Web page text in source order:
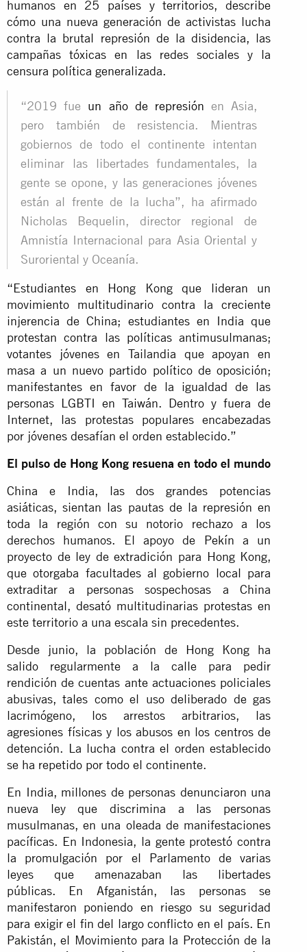
humanos en 25 países y territorios, describe
cómo una nueva generación de activistas lucha
contra la brutal represión de la disidencia, las
campañas tóxicas en las redes sociales y la
censura política generalizada.
“2019 fue un año de represión en Asia,
pero también de resistencia. Mientras
gobiernos de todo el continente intentan
eliminar las libertades fundamentales, la
gente se opone, y las generaciones jóvenes
están al frente de la lucha”, ha afirmado
Nicholas Bequelin, director regional de
Amnistía Internacional para Asia Oriental y
Suroriental y Oceanía.
“Estudiantes en Hong Kong que lideran un
movimiento multitudinario contra la creciente
injerencia de China; estudiantes en India que
protestan contra las políticas antimusulmanas;
votantes jóvenes en Tailandia que apoyan en
masa a un nuevo partido político de oposición;
manifestantes en favor de la igualdad de las
personas LGBTI en Taiwán. Dentro y fuera de
Internet, las protestas populares encabezadas
por jóvenes desafían el orden establecido.”
El pulso de Hong Kong resuena en todo el mundo
China e India, las dos grandes potencias
asiáticas, sientan las pautas de la represión en
toda la región con su notorio rechazo a los
derechos humanos. El apoyo de Pekín a un
proyecto de ley de extradición para Hong Kong,
que otorgaba facultades al gobierno local para
extraditar a personas sospechosas a China
continental, desató multitudinarias protestas en
este territorio a una escala sin precedentes.
Desde junio, la población de Hong Kong ha
salido regularmente a la calle para pedir
rendición de cuentas ante actuaciones policiales
abusivas, tales como el uso deliberado de gas
lacrimógeno, los arrestos arbitrarios, las
agresiones físicas y los abusos en los centros de
detención. La lucha contra el orden establecido
se ha repetido por todo el continente.
En India, millones de personas denunciaron una
nueva ley que discrimina a las personas
musulmanas, en una oleada de manifestaciones
pacíficas. En Indonesia, la gente protestó contra
la promulgación por el Parlamento de varias
leyes que amenazaban las libertades
públicas. En Afganistán, las personas se
manifestaron poniendo en riesgo su seguridad
para exigir el fin del largo conflicto en el país. En
Pakistán, el Movimiento para la Protección de la